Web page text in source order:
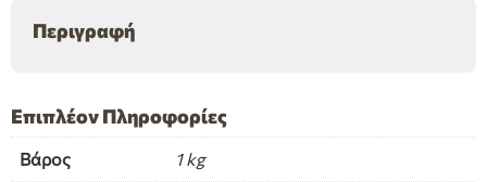
Περιγραφή
Επιπλέον Πληροφορίες
Βάρος 1 kg